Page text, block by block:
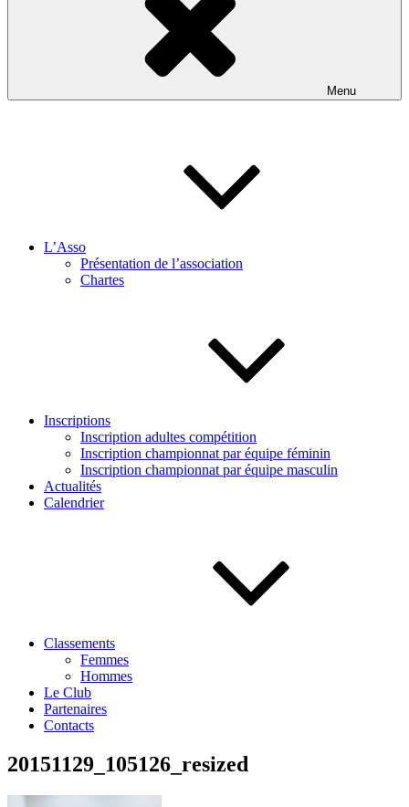
Menu
L’Asso
Présentation de l’association
Chartes
Inscriptions
Inscription adultes compétition
Inscription championnat par équipe féminin
Inscription championnat par équipe masculin
Actualités
Calendrier
Classements
Femmes
Hommes
Le Club
Partenaires
Contacts
20151129_105126_resized